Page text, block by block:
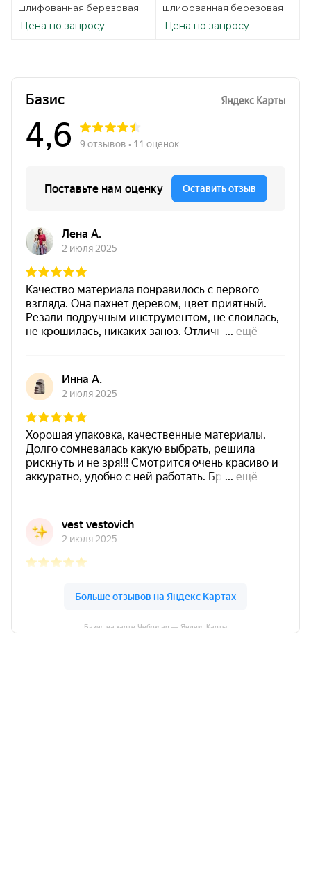
шлифованная березовая
Цена по запросу
шлифованная березовая
Цена по запросу
Базис на карте Чебоксар — Яндекс Карты